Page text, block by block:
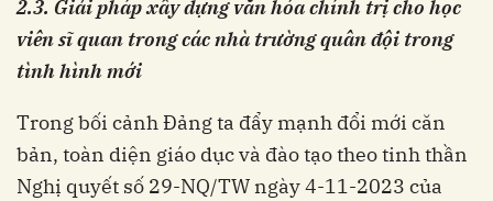
2.3. Giải pháp xây dựng văn hóa chính trị cho học
viên sĩ quan trong các nhà trường quân đội trong
tình hình mới
Trong bối cảnh Đảng ta đẩy mạnh đổi mới căn
bản, toàn diện giáo dục và đào tạo theo tinh thần
Nghị quyết số 29-NQ/TW ngày 4-11-2023 của